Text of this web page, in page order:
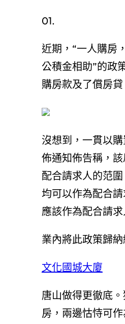
01.
近期，“一人購房
公積金相助”的政
購房款及了償房
沒想到，一貫以
佈通知佈告稱，
配合請求人的范
均可以作為配合
應該作為配合請求
業內將此政策歸
文化國城大廈
唐山做得更徹底
房，兩邊怙恃可